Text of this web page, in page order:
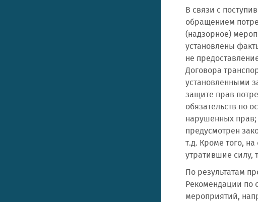
В связи с
обращением
(надзорное)
установлены
не
Договора
установленными
защите прав
обязательств по
нарушенных прав;
предусмотрен
т.д. Кроме того, на
утратившие силу,
По результатам
Рекомендации по
мероприятий,